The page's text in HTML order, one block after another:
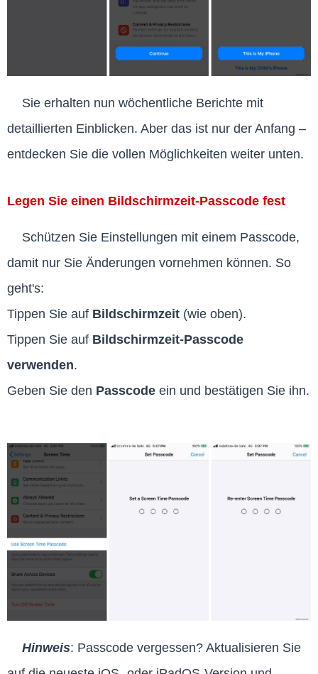
Sie erhalten nun wöchentliche Berichte mit
detaillierten Einblicken. Aber das ist nur der Anfang –
entdecken Sie die vollen Möglichkeiten weiter unten.
Legen Sie einen Bildschirmzeit-Passcode fest
Schützen Sie Einstellungen mit einem Passcode,
damit nur Sie Änderungen vornehmen können. So
geht's:
Tippen Sie auf Bildschirmzeit (wie oben).
Tippen Sie auf Bildschirmzeit-Passcode
verwenden.
Geben Sie den Passcode ein und bestätigen Sie ihn.
Hinweis: Passcode vergessen? Aktualisieren Sie